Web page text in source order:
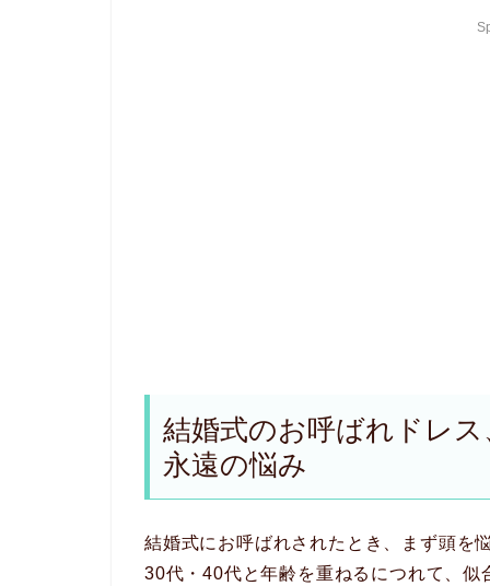
結婚式のお呼ばれドレ
永遠の悩み
結婚式にお呼ばれされたとき、まず頭を
30代・40代と年齢を重ねるにつれて、